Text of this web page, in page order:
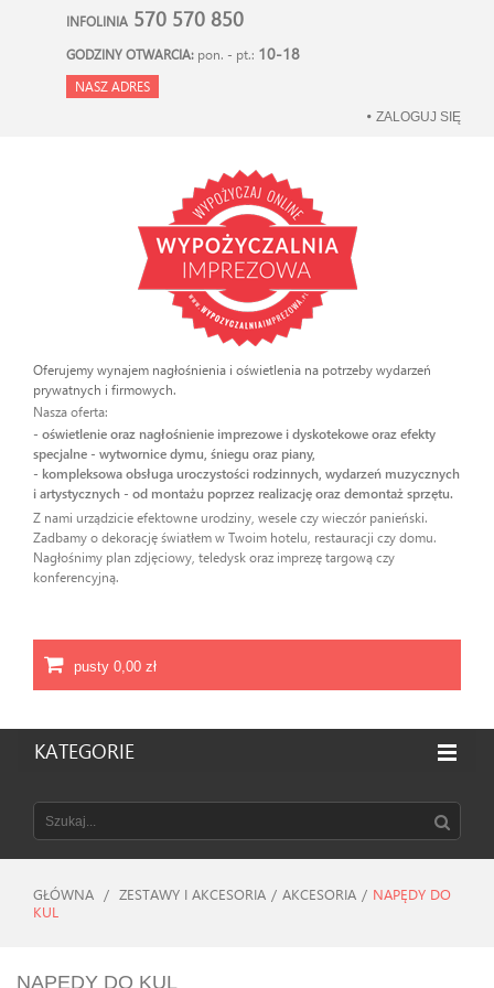
INFOLINIA 570 570 850
GODZINY OTWARCIA: pon. - pt.: 10-18
NASZ ADRES
ZALOGUJ SIĘ
Oferujemy wynajem nagłośnienia i oświetlenia na potrzeby wydarzeń
prywatnych i firmowych.
Nasza oferta:
- oświetlenie oraz nagłośnienie imprezowe i dyskotekowe oraz efekty
specjalne - wytwornice dymu, śniegu oraz piany,
- kompleksowa obsługa uroczystości rodzinnych, wydarzeń muzycznych
i artystycznych - od montażu poprzez realizację oraz demontaż sprzętu.
Z nami urządzicie efektowne urodziny, wesele czy wieczór panieński.
Zadbamy o dekorację światłem w Twoim hotelu, restauracji czy domu.
Nagłośnimy plan zdjęciowy, teledysk oraz imprezę targową czy
konferencyjną.
pusty 0,00 zł
KATEGORIE
GŁÓWNA / ZESTAWY I AKCESORIA / AKCESORIA / NAPĘDY DO
KUL
NAPĘDY DO KUL